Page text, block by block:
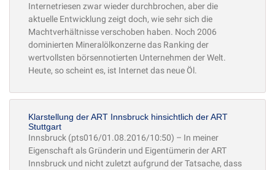
Internetriesen zwar wieder durchbrochen, aber die
aktuelle Entwicklung zeigt doch, wie sehr sich die
Machtverhältnisse verschoben haben. Noch 2006
dominierten Mineralölkonzerne das Ranking der
wertvollsten börsennotierten Unternehmen der Welt.
Heute, so scheint es, ist Internet das neue Öl.
Klarstellung der ART Innsbruck hinsichtlich der ART
Stuttgart
Innsbruck (pts016/01.08.2016/10:50) – In meiner
Eigenschaft als Gründerin und Eigentümerin der ART
Innsbruck und nicht zuletzt aufgrund der Tatsache, dass